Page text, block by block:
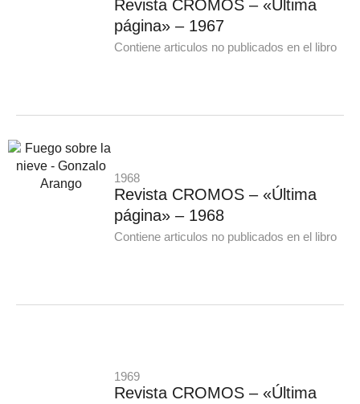
Revista CROMOS – «Última
página» – 1967
Contiene articulos no publicados en el libro
1968
Revista CROMOS – «Última
página» – 1968
Contiene articulos no publicados en el libro
1969
Revista CROMOS – «Última